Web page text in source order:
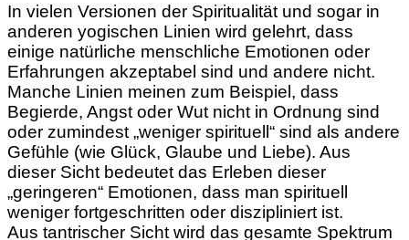
In vielen Versionen der Spiritualität und sogar in
anderen yogischen Linien wird gelehrt, dass
einige natürliche menschliche Emotionen oder
Erfahrungen akzeptabel sind und andere nicht.
Manche Linien meinen zum Beispiel, dass
Begierde, Angst oder Wut nicht in Ordnung sind
oder zumindest „weniger spirituell“ sind als andere
Gefühle (wie Glück, Glaube und Liebe). Aus
dieser Sicht bedeutet das Erleben dieser
„geringeren“ Emotionen, dass man spirituell
weniger fortgeschritten oder diszipliniert ist.
Aus tantrischer Sicht wird das gesamte Spektrum